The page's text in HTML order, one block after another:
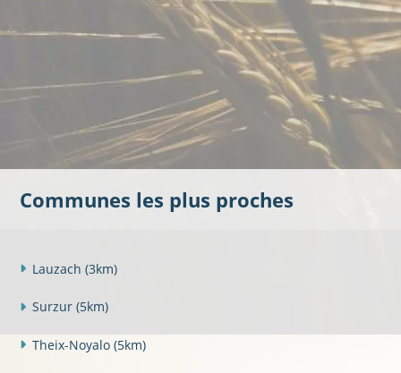
Communes les plus proches
Lauzach (3km)
Surzur (5km)
Theix-Noyalo (5km)